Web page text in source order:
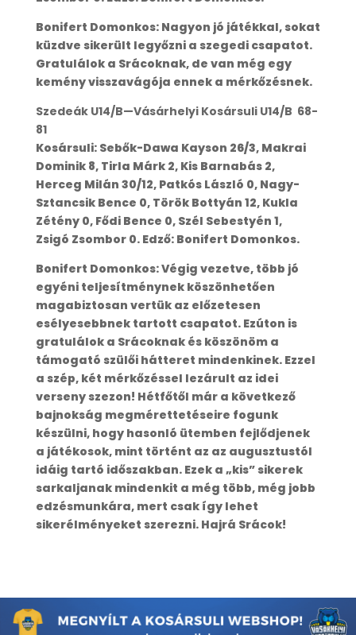
Bonifert Domonkos: Nagyon jó játékkal, sokat
küzdve sikerült legyőzni a szegedi csapatot.
Gratulálok a Srácoknak, de van még egy
kemény visszavágója ennek a mérkőzésnek.
Szedeák U14/B—Vásárhelyi Kosársuli U14/B 68-
81
Kosársuli: Sebők-Dawa Kayson 26/3, Makrai
Dominik 8, Tirla Márk 2, Kis Barnabás 2,
Herceg Milán 30/12, Patkós László 0, Nagy-
Sztancsik Bence 0, Török Bottyán 12, Kukla
Zétény 0, Fődi Bence 0, Szél Sebestyén 1,
Zsigó Zsombor 0. Edző: Bonifert Domonkos.
Bonifert Domonkos: Végig vezetve, több jó
egyéni teljesítménynek köszönhetően
magabiztosan vertük az előzetesen
esélyesebbnek tartott csapatot. Ezúton is
gratulálok a Srácoknak és köszönöm a
támogató szülői hátteret mindenkinek. Ezzel
a szép, két mérkőzéssel lezárult az idei
verseny szezon! Hétfőtől már a következő
bajnokság megmérettetéseire fogunk
készülni, hogy hasonló ütemben fejlődjenek
a játékosok, mint történt az az augusztustól
idáig tartó időszakban. Ezek a „kis” sikerek
sarkaljanak mindenkit a még több, még jobb
edzésmunkára, mert csak így lehet
sikerélményeket szerezni. Hajrá Srácok!